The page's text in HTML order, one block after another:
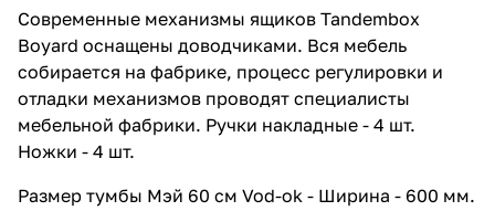
Современные механизмы ящиков Tandembox
Boyard оснащены доводчиками. Вся мебель
собирается на фабрике, процесс регулировки и
отладки механизмов проводят специалисты
мебельной фабрики. Ручки накладные - 4 шт.
Ножки - 4 шт.
Размер тумбы Мэй 60 см Vod-ok - Ширина - 600 мм.